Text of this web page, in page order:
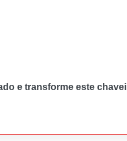
e transforme este